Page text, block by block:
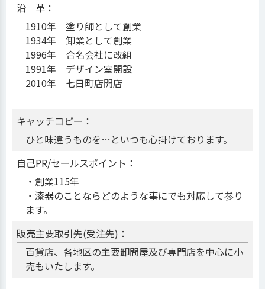
沿 革：
1910年 塗り師として創業
1934年 卸業として創業
1996年 合名会社に改組
1991年 デザイン室開設
2010年 七日町店開店
キャッチコピー：
ひと味違うものを…といつも心掛けております。
自己PR/セールスポイント：
・創業115年
・漆器のことならどのような事にでも対応して参り
ます。
販売主要取引先(受注先)：
百貨店、各地区の主要卸問屋及び専門店を中心に小
売もいたします。